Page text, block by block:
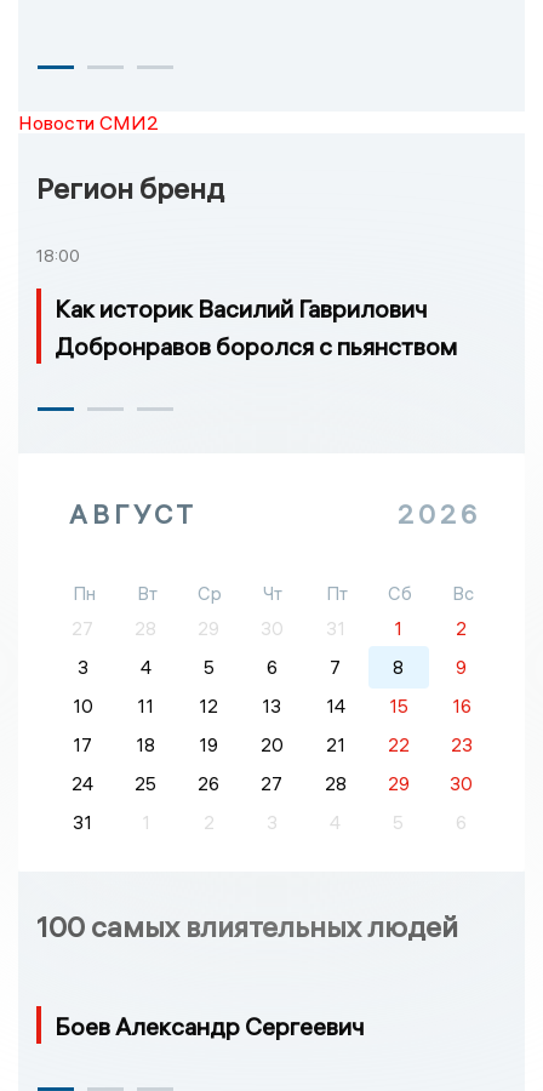
Новости СМИ2
Регион бренд
18:00
Как историк Василий Гаврилович
Добронравов боролся с пьянством
АВГУСТ 2026
Пн Вт Ср Чт Пт Сб
Вс
27
28 29 30 31 1
2
3
4 5 6 7 8
9
10
11 12 13 14 15
16
17
18 19 20 21 22
23
24
25 26 27 28 29
30
31
1 2 3 4 5 6
100 самых влиятельных людей
Боев Александр Сергеевич